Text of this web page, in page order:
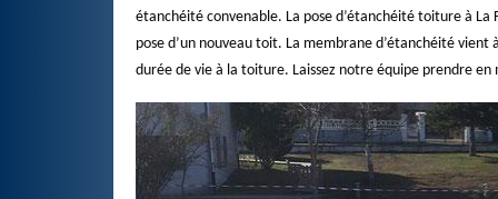
étanchéité convenable. La pose d’étanchéité toiture à
pose d’un nouveau toit. La membrane d’étanchéité
durée de vie à la toiture. Laissez notre équipe prendre